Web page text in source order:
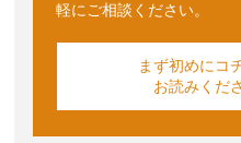
軽にご相談ください。
まず初めにコ
お読みくだ